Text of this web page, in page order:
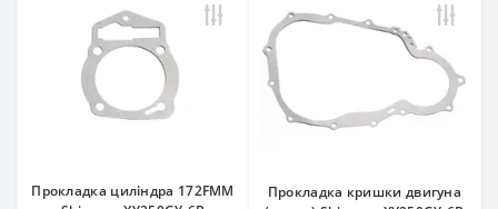
Прокладка циліндра 172FMM
Прокладка кришки двигуна